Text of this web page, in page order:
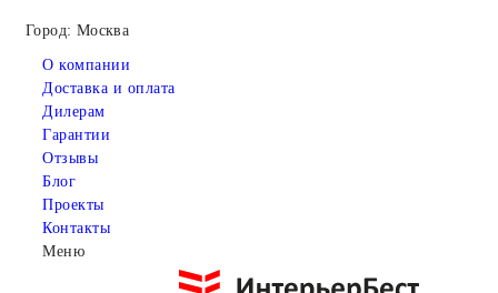
Город: Москва
О компании
Доставка и оплата
Дилерам
Гарантии
Отзывы
Блог
Проекты
Контакты
Меню